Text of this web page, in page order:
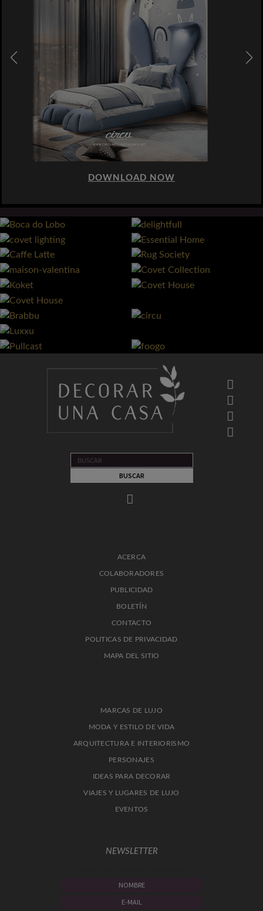
DOWNLOAD NOW
ACERCA
COLABORADORES
PUBLICIDAD
BOLETÍN
CONTACTO
POLITICAS DE PRIVACIDAD
MAPA DEL SITIO
MARCAS DE LUJO
MODA Y ESTILO DE VIDA
ARQUITECTURA E INTERIORISMO
PERSONAJES
IDEAS PARA DECORAR
VIAJES Y LUGARES DE LUJO
EVENTOS
NEWSLETTER